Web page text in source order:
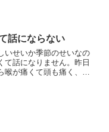
なんて、思い...
話にならない
いせいか季節のせいなの
て話になりません。昨日
喉が痛くて頭も痛く、外